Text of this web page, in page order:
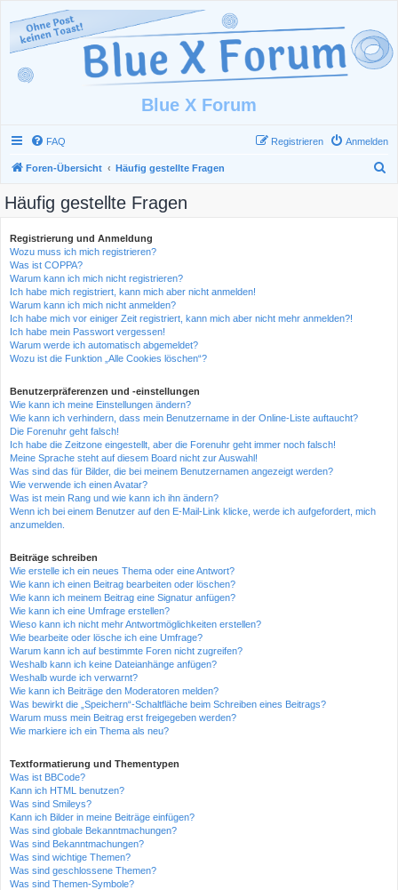
Blue X Forum
FAQ Anmelden
Registrieren
Foren-Übersicht Häufig gestellte Fragen
Häufig gestellte Fragen
Registrierung und Anmeldung
Wozu muss ich mich registrieren?
Was ist COPPA?
Warum kann ich mich nicht registrieren?
Ich habe mich registriert, kann mich aber nicht anmelden!
Warum kann ich mich nicht anmelden?
Ich habe mich vor einiger Zeit registriert, kann mich aber nicht mehr anmelden?!
Ich habe mein Passwort vergessen!
Warum werde ich automatisch abgemeldet?
Wozu ist die Funktion „Alle Cookies löschen“?
Benutzerpräferenzen und -einstellungen
Wie kann ich meine Einstellungen ändern?
Wie kann ich verhindern, dass mein Benutzername in der Online-Liste auftaucht?
Die Forenuhr geht falsch!
Ich habe die Zeitzone eingestellt, aber die Forenuhr geht immer noch falsch!
Meine Sprache steht auf diesem Board nicht zur Auswahl!
Was sind das für Bilder, die bei meinem Benutzernamen angezeigt werden?
Wie verwende ich einen Avatar?
Was ist mein Rang und wie kann ich ihn ändern?
Wenn ich bei einem Benutzer auf den E-Mail-Link klicke, werde ich aufgefordert, mich
anzumelden.
Beiträge schreiben
Wie erstelle ich ein neues Thema oder eine Antwort?
Wie kann ich einen Beitrag bearbeiten oder löschen?
Wie kann ich meinem Beitrag eine Signatur anfügen?
Wie kann ich eine Umfrage erstellen?
Wieso kann ich nicht mehr Antwortmöglichkeiten erstellen?
Wie bearbeite oder lösche ich eine Umfrage?
Warum kann ich auf bestimmte Foren nicht zugreifen?
Weshalb kann ich keine Dateianhänge anfügen?
Weshalb wurde ich verwarnt?
Wie kann ich Beiträge den Moderatoren melden?
Was bewirkt die „Speichern“-Schaltfläche beim Schreiben eines Beitrags?
Warum muss mein Beitrag erst freigegeben werden?
Wie markiere ich ein Thema als neu?
Textformatierung und Thementypen
Was ist BBCode?
Kann ich HTML benutzen?
Was sind Smileys?
Kann ich Bilder in meine Beiträge einfügen?
Was sind globale Bekanntmachungen?
Was sind Bekanntmachungen?
Was sind wichtige Themen?
Was sind geschlossene Themen?
Was sind Themen-Symbole?